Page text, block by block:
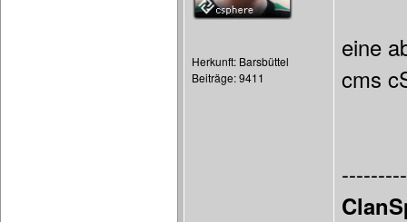
Herkunft: Barsbüttel
Beiträge: 9411
eine
cms